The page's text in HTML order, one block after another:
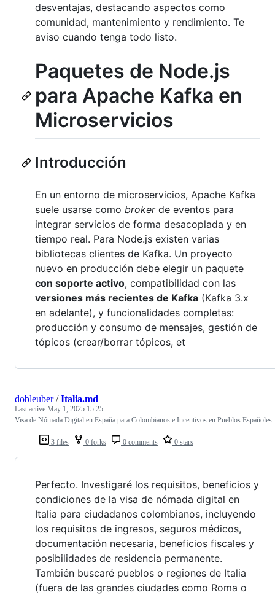
desventajas, destacando aspectos como
comunidad, mantenimiento y rendimiento. Te
aviso cuando tenga todo listo.
Paquetes de Node.js
para Apache Kafka en
Microservicios
Introducción
En un entorno de microservicios, Apache Kafka
suele usarse como brokerde eventos para
integrar servicios de forma desacoplada y en
tiempo real. Para Node.js existen varias
bibliotecas clientes de Kafka. Un proyecto
nuevo en producción debe elegir un paquete
con soporte activo, compatibilidad con las
versiones más recientes de Kafka (Kafka 3.x
en adelante), y funcionalidades completas:
producción y consumo de mensajes, gestión de
tópicos (crear/borrar tópicos, et
3 files 0 forks 0 comments 0 stars
dobleuber/Italia.md
Last active May 1, 2025 15:25
Visa de Nómada Digital en España para Colombianos e Incentivos en Pueblos Españoles
Perfecto. Investigaré los requisitos, beneficios y
condiciones de la visa de nómada digital en
Italia para ciudadanos colombianos, incluyendo
los requisitos de ingresos, seguros médicos,
documentación necesaria, beneficios fiscales y
posibilidades de residencia permanente.
También buscaré pueblos o regiones de Italia
(fuera de las grandes ciudades como Roma o